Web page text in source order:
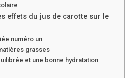
effets du jus de carotte sur le
numéro un
grasses
et une bonne hydratation